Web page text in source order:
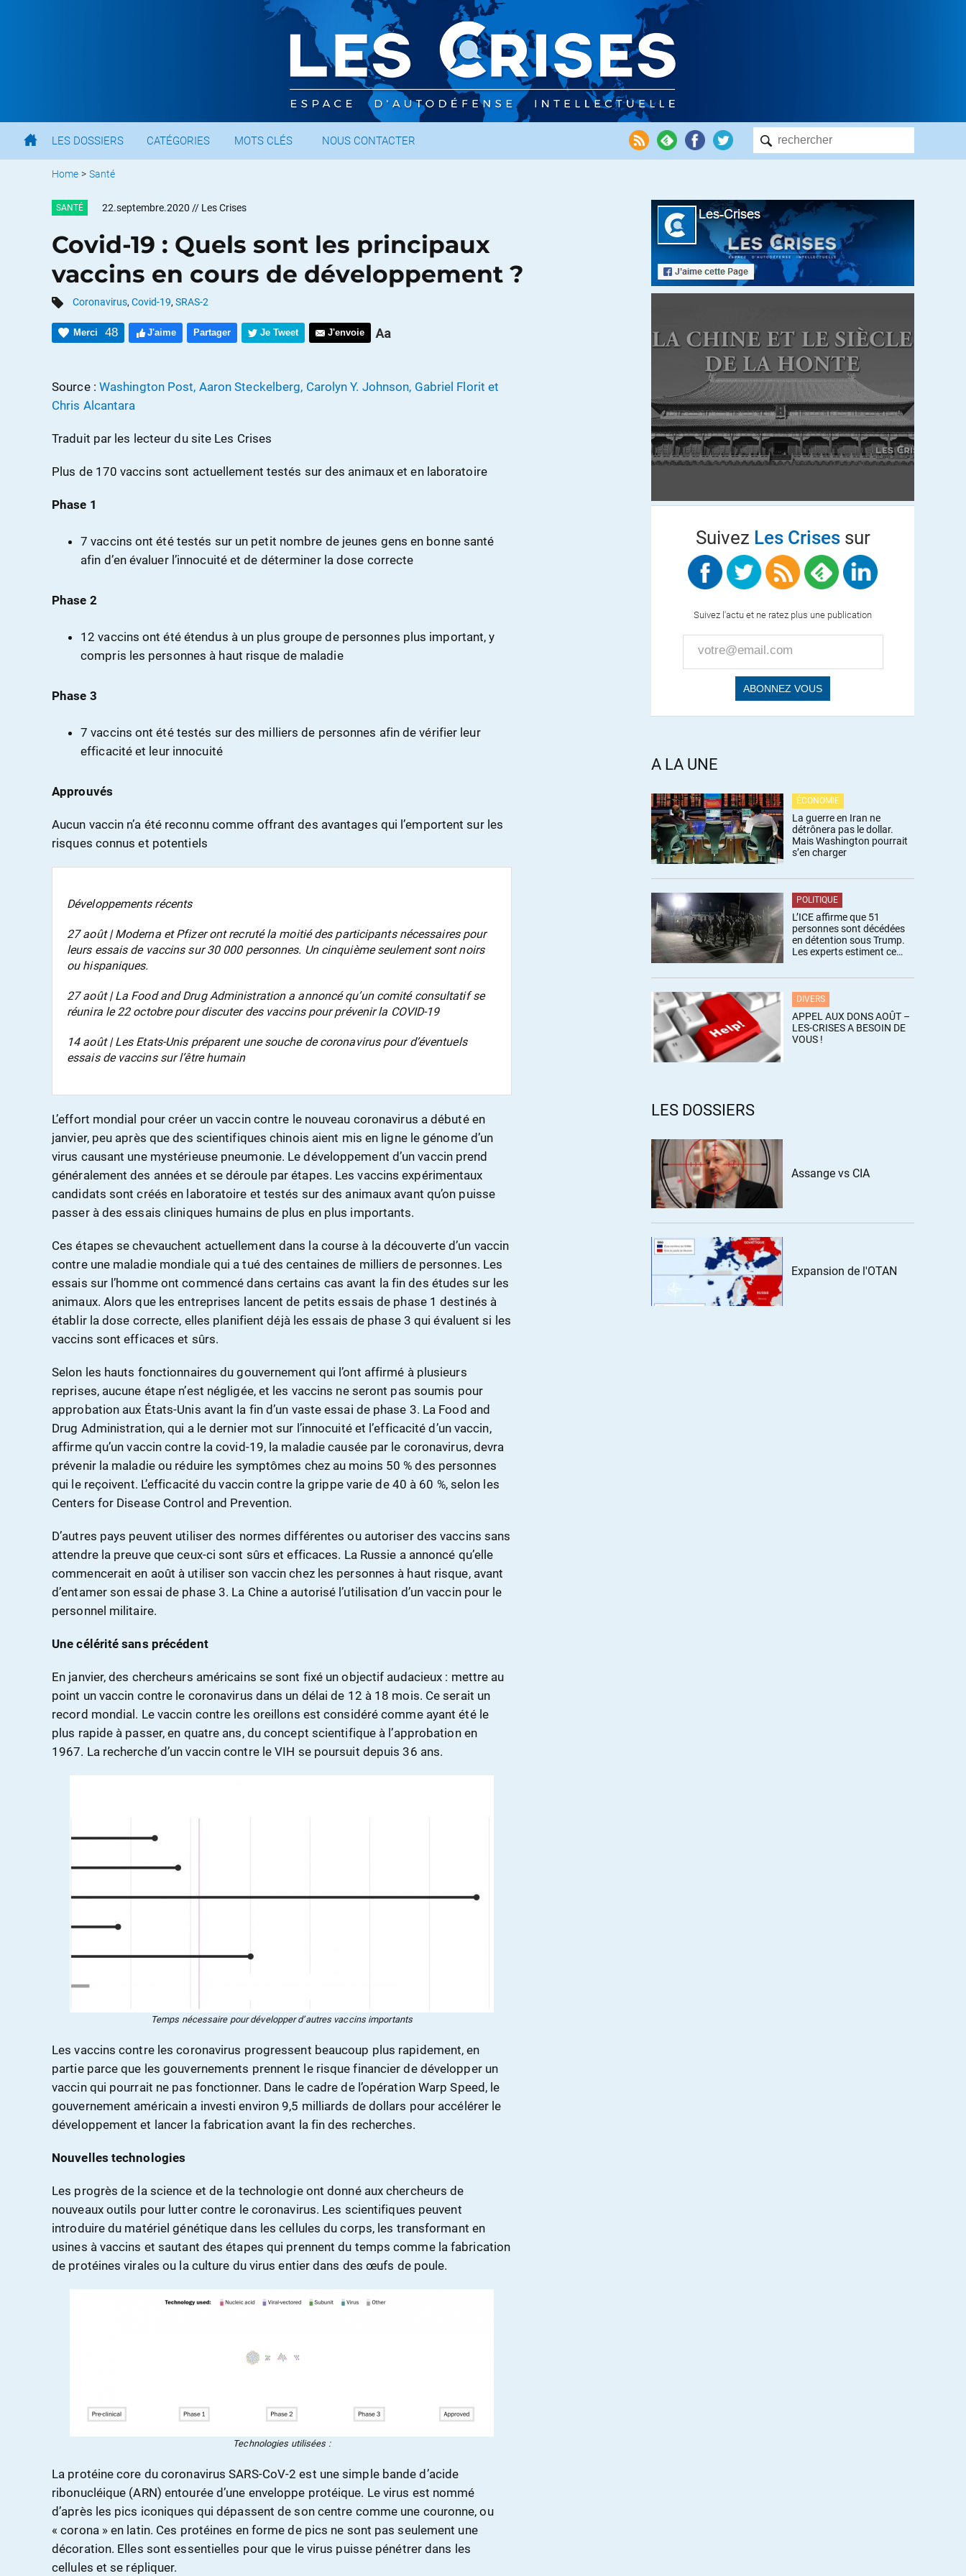
LES DOSSIERS CATÉGORIES MOTS CLÉS NOUS CONTACTER
Home > Santé
SANTÉ 22.septembre.2020 // Les Crises
Covid-19 : Quels sont les principaux
vaccins en cours de développement ?
Coronavirus, Covid-19, SRAS-2
Merci 48 J'aime Partager Je Tweet J'envoie
Source : Washington Post, Aaron Steckelberg, Carolyn Y. Johnson, Gabriel Florit et
Chris Alcantara
Traduit par les lecteur du site Les Crises
Plus de 170 vaccins sont actuellement testés sur des animaux et en laboratoire
Phase 1
7 vaccins ont été testés sur un petit nombre de jeunes gens en bonne santé
afin d’en évaluer l’innocuité et de déterminer la dose correcte
Phase 2
12 vaccins ont été étendus à un plus groupe de personnes plus important, y
compris les personnes à haut risque de maladie
Phase 3
7 vaccins ont été testés sur des milliers de personnes afin de vérifier leur
efficacité et leur innocuité
Approuvés
Aucun vaccin n’a été reconnu comme offrant des avantages qui l’emportent sur les
risques connus et potentiels
Développements récents
27 août | Moderna et Pfizer ont recruté la moitié des participants nécessaires pour
leurs essais de vaccins sur 30 000 personnes. Un cinquième seulement sont noirs
ou hispaniques.
27 août | La Food and Drug Administration a annoncé qu’un comité consultatif se
réunira le 22 octobre pour discuter des vaccins pour prévenir la COVID-19
14 août | Les Etats-Unis préparent une souche de coronavirus pour d’éventuels
essais de vaccins sur l’être humain
L’effort mondial pour créer un vaccin contre le nouveau coronavirus a débuté en
janvier, peu après que des scientifiques chinois aient mis en ligne le génome d’un
virus causant une mystérieuse pneumonie. Le développement d’un vaccin prend
généralement des années et se déroule par étapes. Les vaccins expérimentaux
candidats sont créés en laboratoire et testés sur des animaux avant qu’on puisse
passer à des essais cliniques humains de plus en plus importants.
Ces étapes se chevauchent actuellement dans la course à la découverte d’un vaccin
contre une maladie mondiale qui a tué des centaines de milliers de personnes. Les
essais sur l’homme ont commencé dans certains cas avant la fin des études sur les
animaux. Alors que les entreprises lancent de petits essais de phase 1 destinés à
établir la dose correcte, elles planifient déjà les essais de phase 3 qui évaluent si les
vaccins sont efficaces et sûrs.
Selon les hauts fonctionnaires du gouvernement qui l’ont affirmé à plusieurs
reprises, aucune étape n’est négligée, et les vaccins ne seront pas soumis pour
approbation aux États-Unis avant la fin d’un vaste essai de phase 3. La Food and
Drug Administration, qui a le dernier mot sur l’innocuité et l’efficacité d’un vaccin,
affirme qu’un vaccin contre la covid-19, la maladie causée par le coronavirus, devra
prévenir la maladie ou réduire les symptômes chez au moins 50 % des personnes
qui le reçoivent. L’efficacité du vaccin contre la grippe varie de 40 à 60 %, selon les
Centers for Disease Control and Prevention.
D’autres pays peuvent utiliser des normes différentes ou autoriser des vaccins sans
attendre la preuve que ceux-ci sont sûrs et efficaces. La Russie a annoncé qu’elle
commencerait en août à utiliser son vaccin chez les personnes à haut risque, avant
d’entamer son essai de phase 3. La Chine a autorisé l’utilisation d’un vaccin pour le
personnel militaire.
Une célérité sans précédent
En janvier, des chercheurs américains se sont fixé un objectif audacieux : mettre au
point un vaccin contre le coronavirus dans un délai de 12 à 18 mois. Ce serait un
record mondial. Le vaccin contre les oreillons est considéré comme ayant été le
plus rapide à passer, en quatre ans, du concept scientifique à l’approbation en
1967. La recherche d’un vaccin contre le VIH se poursuit depuis 36 ans.
Temps nécessaire pour développer d’autres vaccins importants
Les vaccins contre les coronavirus progressent beaucoup plus rapidement, en
partie parce que les gouvernements prennent le risque financier de développer un
vaccin qui pourrait ne pas fonctionner. Dans le cadre de l’opération Warp Speed, le
gouvernement américain a investi environ 9,5 milliards de dollars pour accélérer le
développement et lancer la fabrication avant la fin des recherches.
Nouvelles technologies
Les progrès de la science et de la technologie ont donné aux chercheurs de
nouveaux outils pour lutter contre le coronavirus. Les scientifiques peuvent
introduire du matériel génétique dans les cellules du corps, les transformant en
usines à vaccins et sautant des étapes qui prennent du temps comme la fabrication
de protéines virales ou la culture du virus entier dans des œufs de poule.
Technologies utilisées :
La protéine core du coronavirus SARS-CoV-2 est une simple bande d’acide
ribonucléique (ARN) entourée d’une enveloppe protéique. Le virus est nommé
d’après les pics iconiques qui dépassent de son centre comme une couronne, ou
« corona » en latin. Ces protéines en forme de pics ne sont pas seulement une
décoration. Elles sont essentielles pour que le virus puisse pénétrer dans les
cellules et se répliquer.
Suivez Les Crisessur
Suivez l'actu et ne ratez plus une publication
A LA UNE
ÉCONOMIE
La guerre en Iran ne
détrônera pas le dollar.
Mais Washington pourrait
s’en charger
POLITIQUE
L’ICE affirme que 51
personnes sont décédées
en détention sous Trump.
Les experts estiment ce
DIVERS
APPEL AUX DONS AOÛT –
LES-CRISES A BESOIN DE
VOUS !
LES DOSSIERS
Assange vs CIA
Expansion de l'OTAN